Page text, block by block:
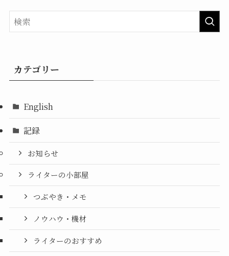
カテゴリー
English
記録
お知らせ
ライターの小部屋
つぶやき・メモ
ノウハウ・機材
ライターのおすすめ